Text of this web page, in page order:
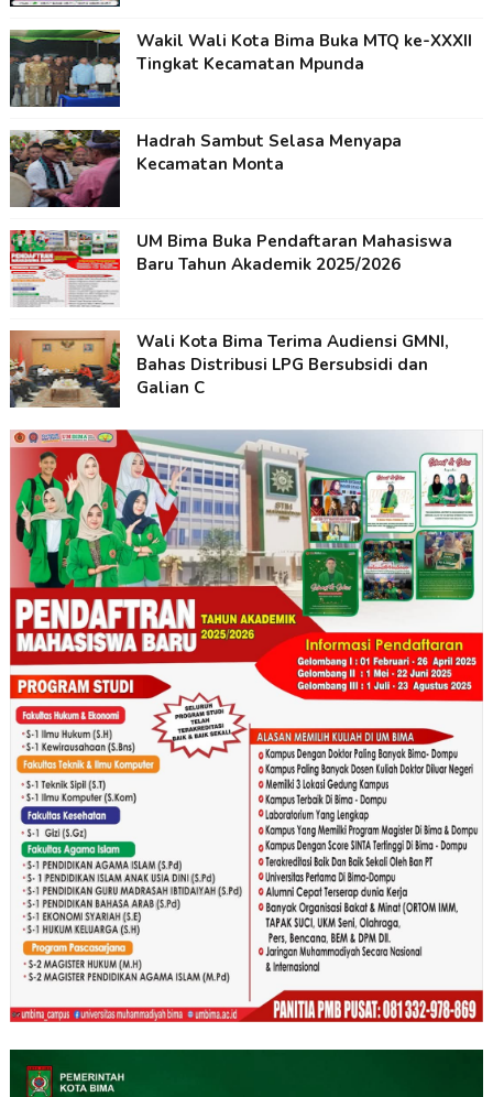
Wakil Wali Kota Bima Buka MTQ ke-XXXII
Tingkat Kecamatan Mpunda
Hadrah Sambut Selasa Menyapa
Kecamatan Monta
UM Bima Buka Pendaftaran Mahasiswa
Baru Tahun Akademik 2025/2026
Wali Kota Bima Terima Audiensi GMNI,
Bahas Distribusi LPG Bersubsidi dan
Galian C